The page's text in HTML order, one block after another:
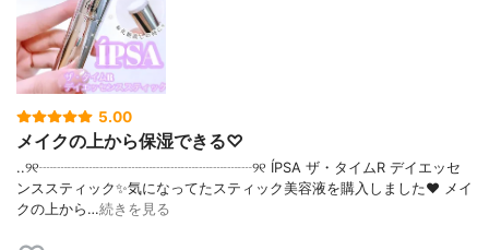
5.00
メイクの上から保湿できる♡
..୨୧┈┈┈┈┈┈┈┈┈┈┈┈┈┈┈୨୧ ÍPSA ザ・タイムR デイエッセ
ンススティック✨気になってたスティック美容液を購入しました❤️ メイ
クの上から…続きを見る